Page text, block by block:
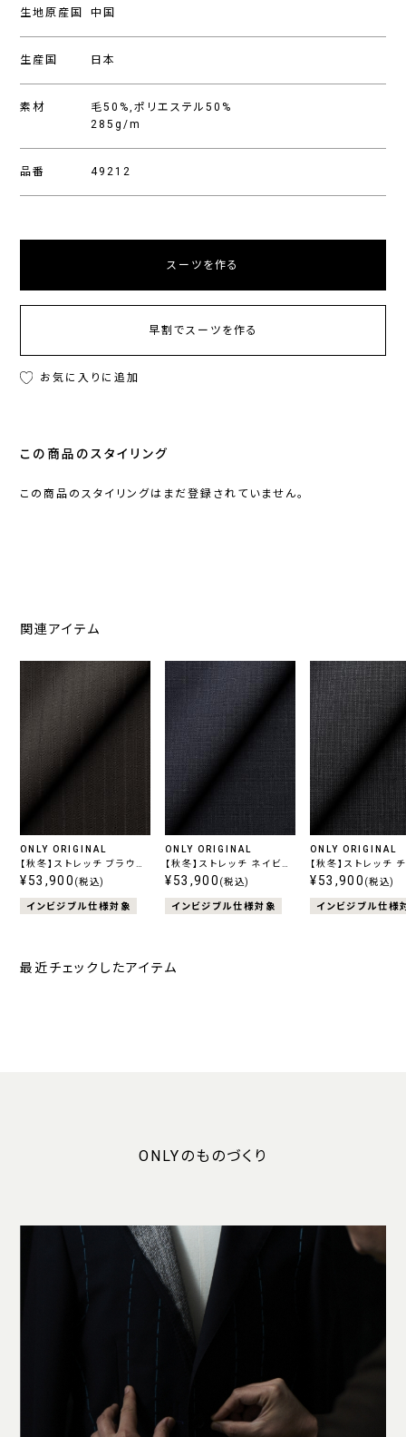
生地原産国 中国
生産国 日本
素材
毛50%,ポリエステル50%
285g/m
品番 49212
スーツを作る
早割でスーツを作る
お気に入りに追加
この商品のスタイリング
この商品のスタイリングはまだ登録されていません。
関連アイテム
ONLY ORIGINAL
【秋冬】ストレッチ ブラウン
ストライプ
¥53,900 (税込)
インビジブル仕様対象
ONLY ORIGINAL
【秋冬】ストレッチ ネイビー
柄無地
¥53,900 (税込)
インビジブル仕様対象
ONLY ORIGINAL
【秋冬】ストレッチ
ル柄無地
¥53,900 (税込)
インビジブル仕様
最近チェックしたアイテム
ONLYのものづくり